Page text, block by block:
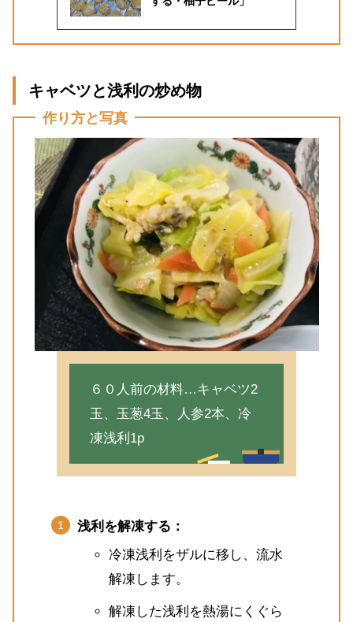
キャベツと浅利の炒め物
作り方と写真
６０人前の材料…キャベツ2
玉、玉葱4玉、人参2本、冷
凍浅利1p
浅利を解凍する：
冷凍浅利をザルに移し、流水
解凍します。
解凍した浅利を熱湯にくぐら